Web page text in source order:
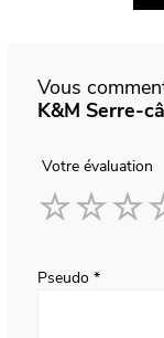
Vous
K&M Serre-
Votre évaluation
Pseudo